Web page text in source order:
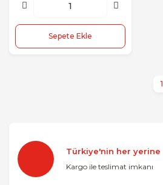
Sepete Ekle
1
Türkiye'nin her yerine
Kargo ile teslimat imkanı